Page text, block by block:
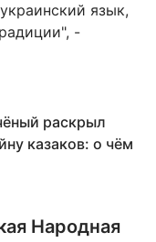
язык,
-
раскрыл
казаков: о чём
Народная